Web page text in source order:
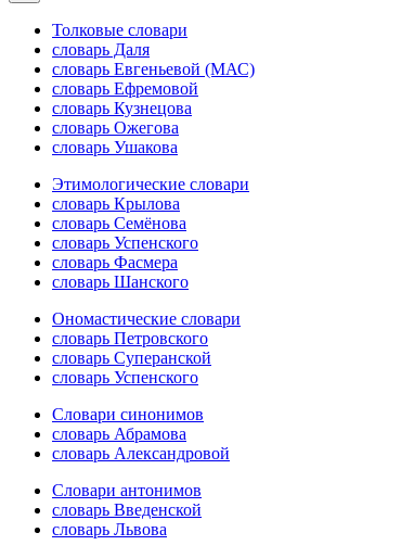
Толковые словари
словарь Даля
словарь Евгеньевой (МАС)
словарь Ефремовой
словарь Кузнецова
словарь Ожегова
словарь Ушакова
Этимологические словари
словарь Крылова
словарь Семёнова
словарь Успенского
словарь Фасмера
словарь Шанского
Ономастические словари
словарь Петровского
словарь Суперанской
словарь Успенского
Словари синонимов
словарь Абрамова
словарь Александровой
Словари антонимов
словарь Введенской
словарь Львова